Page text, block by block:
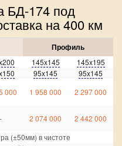
БД-174 под
на 400 км
Профиль
145x145 145x195
95x145 95x145
000 1 958 000 2 297 000
- 2 074 000 2 442 000
(±50мм) в чистоте